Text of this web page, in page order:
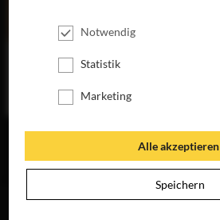
EIN LETZTER
JETZT AUF DVD &
Notwendig
Statistik
Marketing
Alle akzeptieren
Speichern